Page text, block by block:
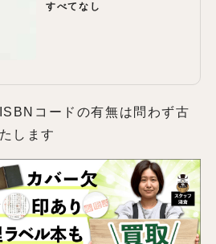
すべてなし
コードの有無は問わず古
します